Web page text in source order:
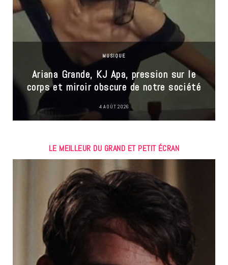
MUSIQUE
Ariana Grande, KJ Apa, pression sur le
corps et miroir obscure de notre société
4 AOÛT 2026
LE MEILLEUR DU GRAND ET PETIT ÉCRAN